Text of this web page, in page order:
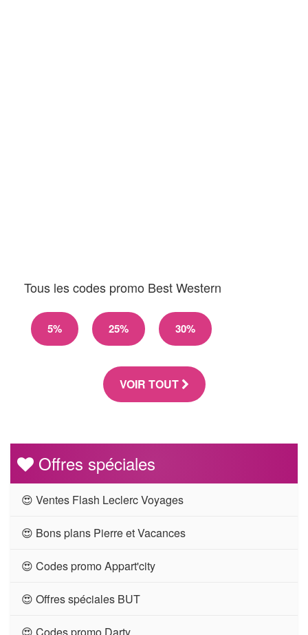
Tous les codes promo Best Western
5% 25% 30%
VOIR TOUT
Offres spéciales
😍 Ventes Flash Leclerc Voyages
😍 Bons plans Pierre et Vacances
😍 Codes promo Appart'city
😍 Offres spéciales BUT